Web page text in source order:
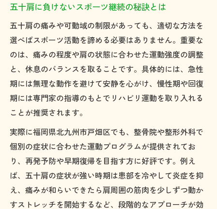
五十肩に悩む方が運動を続ける術
五十肩を抱えたまま無理なく運動を続ける
コツ
スポーツ整形外科を活用した五十肩サポー
ト法
五十肩による痛みを緩和する運動メニュー
の工夫
践
五十肩改善に役立つセルフケアと運動の両
立
肩の痛みにスポーツ復帰は可能か
五十肩からスポーツ復帰を実現する段階的
五十肩に負けないスポーツ継続の秘訣とは
五十肩の痛みや可動域の制限があっても、適切な方法を
選べばスポーツ活動を諦める必要はありません。重要な
のは、痛みの程度や肩の状態に合わせた運動強度の調整
と、休息のバランスを取ることです。具体的には、急性
期には無理な動作を避けて安静を心がけ、慢性期や回復
期には専門家の指導のもとでリハビリ運動を取り入れる
ことが推奨されます。
実際に福岡県北九州市戸畑区でも、整骨院や整形外科で
個別の症状に合わせた運動プログラムが提供されてお
り、再発予防や早期復帰を目指す方に好評です。例え
ば、五十肩の症状が強い時期は患部を冷やして炎症を抑
え、痛みが和らいできたら肩周囲の筋肉を少しずつ動か
すストレッチを開始するなど、段階的なアプローチが効